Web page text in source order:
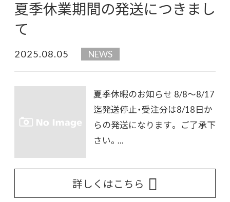
夏季休業期間の発送につきまし
て
2025.08.05 NEWS
夏季休暇のお知らせ 8/8～8/17
迄発送停止・受注分は8/18日か
らの発送になります。 ご了承下
さい。...
詳しくはこちら